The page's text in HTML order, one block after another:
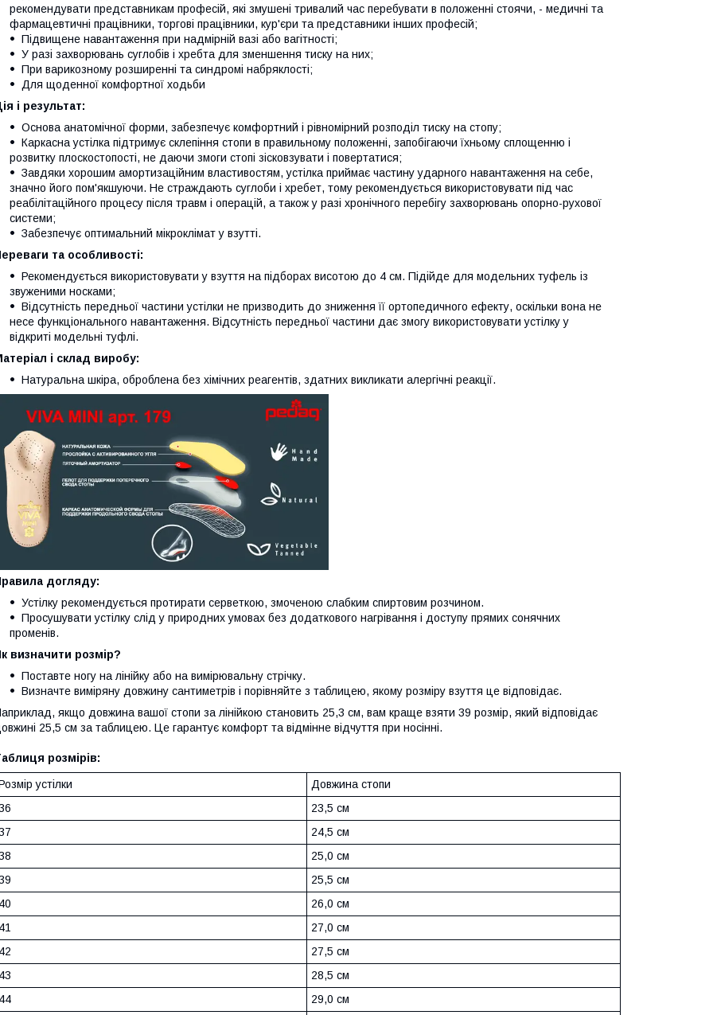
рекомендувати представникам професій, які змушені тривалий час перебувати в положенні стоячи, - медичні та
фармацевтичні працівники, торгові працівники, кур'єри та представники інших професій;
Підвищене навантаження при надмірній вазі або вагітності;
У разі захворювань суглобів і хребта для зменшення тиску на них;
При варикозному розширенні та синдромі набряклості;
Для щоденної комфортної ходьби
і результат:
Основа анатомічної форми, забезпечує комфортний і рівномірний розподіл тиску на стопу;
Каркасна устілка підтримує склепіння стопи в правильному положенні, запобігаючи їхньому сплощенню і
розвитку плоскостопості, не даючи змоги стопі зісковзувати і повертатися;
Завдяки хорошим амортизаційним властивостям, устілка приймає частину ударного навантаження на себе,
значно його пом'якшуючи. Не страждають суглоби і хребет, тому рекомендується використовувати під час
реабілітаційного процесу після травм і операцій, а також у разі хронічного перебігу захворювань опорно-рухової
системи;
Забезпечує оптимальний мікроклімат у взутті.
та особливості:
Рекомендується використовувати у взуття на підборах висотою до 4 см. Підійде для модельних туфель із
звуженими носками;
Відсутність передньої частини устілки не призводить до зниження її ортопедичного ефекту, оскільки вона не
несе функціонального навантаження. Відсутність передньої частини дає змогу використовувати устілку у
відкриті модельні туфлі.
і склад виробу:
Натуральна шкіра, оброблена без хімічних реагентів, здатних викликати алергічні реакції.
догляду:
Устілку рекомендується протирати серветкою, змоченою слабким спиртовим розчином.
Просушувати устілку слід у природних умовах без додаткового нагрівання і доступу прямих сонячних
променів.
визначити розмір?
Поставте ногу на лінійку або на вимірювальну стрічку.
Визначте виміряну довжину сантиметрів і порівняйте з таблицею, якому розміру взуття це відповідає.
якщо довжина вашої стопи за лінійкою становить 25,3 см, вам краще взяти 39 розмір, який відповідає
25,5 см за таблицею. Це гарантує комфорт та відмінне відчуття при носінні.
розмірів:
устілки
Довжина стопи
23,5 см
24,5 см
25,0 см
25,5 см
26,0 см
27,0 см
27,5 см
28,5 см
29,0 см